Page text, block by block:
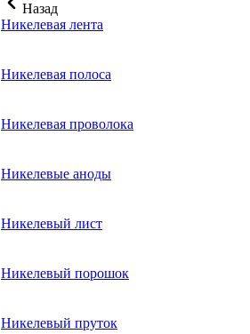
Назад
Никелевая лента
Никелевая полоса
Никелевая проволока
Никелевые аноды
Никелевый лист
Никелевый порошок
Никелевый пруток